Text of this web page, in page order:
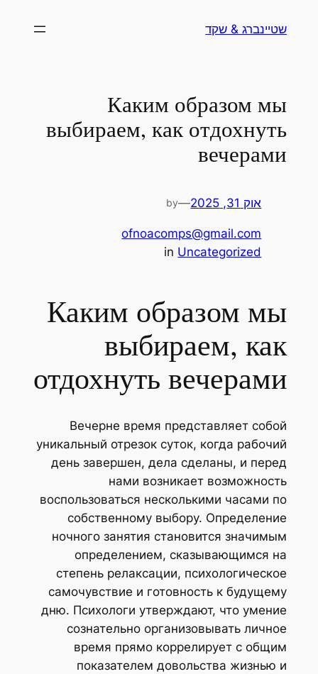
לתוכןשטיינברג & שקד
Каким образом мы
выбираем, как отдохнуть
вечерами
אוק 31, 2025 —
by
ofnoacomps@gmail.com
in Uncategorized
Каким образом мы
выбираем, как
отдохнуть вечерами
Вечерне время представляет собой
уникальный отрезок суток, когда рабочий
день завершен, дела сделаны, и перед
нами возникает возможность
воспользоваться несколькими часами по
собственному выбору. Определение
ночного занятия становится значимым
определением, сказывающимся на
степень релаксации, психологическое
самочувствие и готовность к будущему
дню. Психологи утверждают, что умение
сознательно организовывать личное
время прямо коррелирует с общим
показателем довольства жизнью и